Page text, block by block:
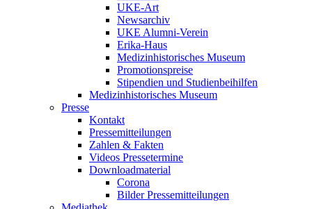
UKE-Art
Newsarchiv
UKE Alumni-Verein
Erika-Haus
Medizinhistorisches Museum
Promotionspreise
Stipendien und Studienbeihilfen
Medizinhistorisches Museum
Presse
Kontakt
Pressemitteilungen
Zahlen & Fakten
Videos Pressetermine
Downloadmaterial
Corona
Bilder Pressemitteilungen